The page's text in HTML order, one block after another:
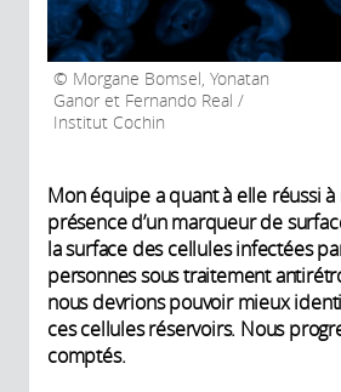
Morgane Bomsel, Yonatan
Ganor et Fernando Real /
Institut Cochin
Mon équipe a quant à elle réussi
présence d’un marqueur de
la surface des cellules infectées
personnes sous traitement
nous devrions pouvoir mieux
ces cellules réservoirs. Nous
comptés.